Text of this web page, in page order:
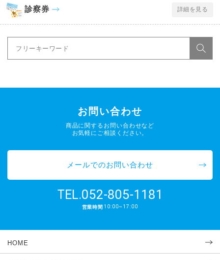
診察券 詳細を見る
お問い合わせ
商品に関するお問い合わせなど
お気軽にご相談ください。
メールでのお問い合わせ
TEL.052-805-1181
営業時間 10:00~17:00
HOME